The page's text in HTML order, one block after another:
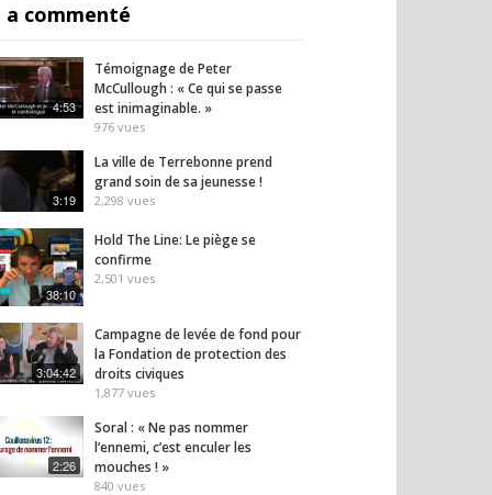
a commenté
4:53
Témoignage de Peter
McCullough : « Ce qui se passe
est inimaginable. »
976 vues
3:19
La ville de Terrebonne prend
grand soin de sa jeunesse !
2,298 vues
38:10
Hold The Line: Le piège se
confirme
2,501 vues
3:04:42
Campagne de levée de fond pour
la Fondation de protection des
droits civiques
1,877 vues
2:26
Soral : « Ne pas nommer
l’ennemi, c’est enculer les
mouches ! »
840 vues